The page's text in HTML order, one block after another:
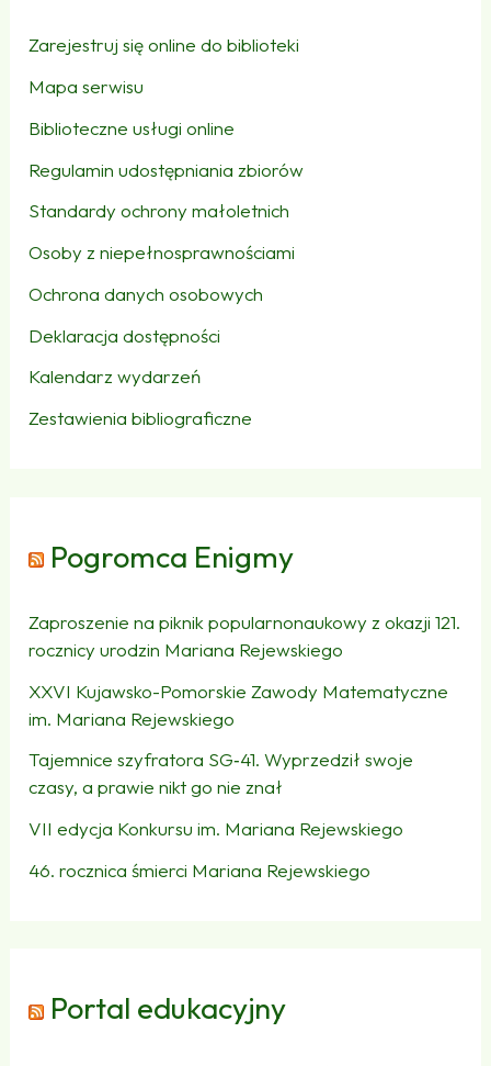
Zarejestruj się online do biblioteki
Mapa serwisu
Biblioteczne usługi online
Regulamin udostępniania zbiorów
Standardy ochrony małoletnich
Osoby z niepełnosprawnościami
Ochrona danych osobowych
Deklaracja dostępności
Kalendarz wydarzeń
Zestawienia bibliograficzne
Pogromca Enigmy
Zaproszenie na piknik popularnonaukowy z okazji 121.
rocznicy urodzin Mariana Rejewskiego
XXVI Kujawsko-Pomorskie Zawody Matematyczne
im. Mariana Rejewskiego
Tajemnice szyfratora SG‑41. Wyprzedził swoje
czasy, a prawie nikt go nie znał
VII edycja Konkursu im. Mariana Rejewskiego
46. rocznica śmierci Mariana Rejewskiego
Portal edukacyjny